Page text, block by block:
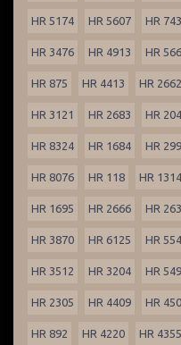
HR 5174 HR 5607 HR 743
HR 3476 HR 4913 HR
HR 875 HR 4413 HR 2662
HR 3121 HR 2683 HR
HR 8324 HR 1684 HR
HR 8076 HR 118 HR 1314
HR 1695 HR 2666 HR
HR 3870 HR 6125 HR
HR 3512 HR 3204 HR
HR 2305 HR 4409 HR
HR 892 HR 4220 HR 4355